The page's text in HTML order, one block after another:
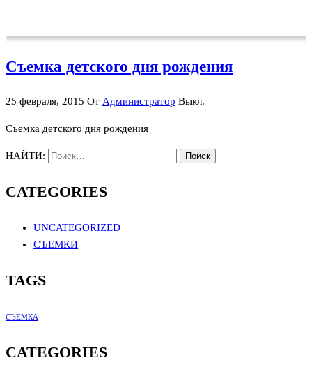
Съемка детского дня рождения
25 февраля, 2015 От Администратор Выкл.
Съемка детского дня рождения
НАЙТИ:
CATEGORIES
UNCATEGORIZED
СЪЕМКИ
TAGS
СЪЕМКА
CATEGORIES